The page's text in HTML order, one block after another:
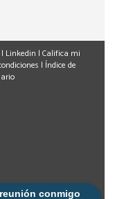
conmigo
| Linkedin | Califica mi
| Índice de